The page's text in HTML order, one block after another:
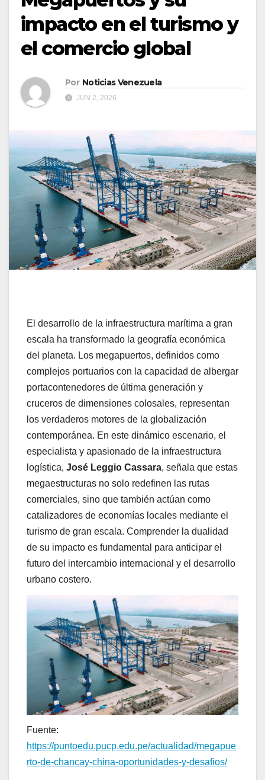
impacto en el turismo y
el comercio global
Por Noticias Venezuela
JUN 2, 2026
El desarrollo de la infraestructura marítima a gran
escala ha transformado la geografía económica
del planeta. Los megapuertos, definidos como
complejos portuarios con la capacidad de albergar
portacontenedores de última generación y
cruceros de dimensiones colosales, representan
los verdaderos motores de la globalización
contemporánea. En este dinámico escenario, el
especialista y apasionado de la infraestructura
logística, José Leggio Cassara, señala que estas
megaestructuras no solo redefinen las rutas
comerciales, sino que también actúan como
catalizadores de economías locales mediante el
turismo de gran escala. Comprender la dualidad
de su impacto es fundamental para anticipar el
futuro del intercambio internacional y el desarrollo
urbano costero.
Fuente:
https://puntoedu.pucp.edu.pe/actualidad/megapue
rto-de-chancay-china-oportunidades-y-desafios/